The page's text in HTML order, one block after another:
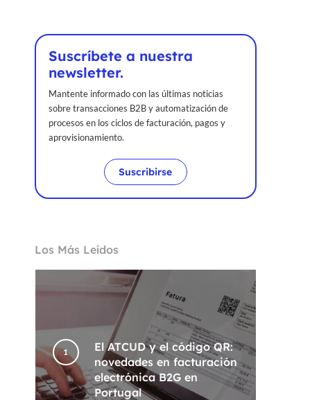
Suscríbete a nuestra
newsletter.
Mantente informado con las últimas noticias
sobre transacciones B2B y automatización de
procesos en los ciclos de facturación, pagos y
aprovisionamiento.
Suscribirse
Los Más Leídos
El ATCUD y el código QR:
novedades en facturación
electrónica B2G en
Portugal